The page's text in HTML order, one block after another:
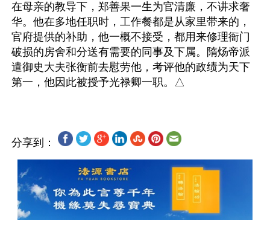
在母亲的教导下，郑善果一生为官清廉，不讲求奢
华。他在多地任职时，工作餐都是从家里带来的，
官府提供的补助，他一概不接受，都用来修理衙门
破损的房舍和分送有需要的同事及下属。隋炀帝派
遣御史大夫张衡前去慰劳他，考评他的政绩为天下
分享到：